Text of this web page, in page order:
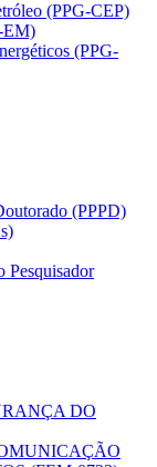
(PPG-CEP)
EM)
(PPG-
(PPPD)
Pesquisador
DO